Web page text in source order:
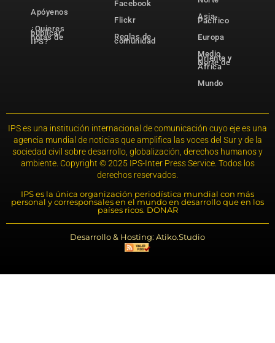
Apóyenos
¿Quieres
publicar
notas de
IPS?
Facebook
Flickr
Reglas de
comunidad
Asia-
Pacífico
Europa
Medio
Oriente y
Norte de
África
Mundo
IPS es una institución internacional de comunicación cuyo eje es una
agencia mundial de noticias que amplifica las voces del Sur y de la
sociedad civil sobre desarrollo, globalización, derechos humanos y
ambiente. Copyright © 2025 IPS-Inter Press Service. Todos los
derechos reservados.
IPS es la única organización periodística mundial con más
personal y corresponsales en el mundo en desarrollo que en los
países ricos. DONAR
Desarrollo & Hosting: Atiko.Studio